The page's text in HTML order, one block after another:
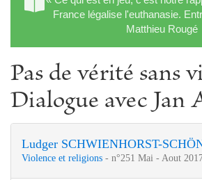
France légalise l'euthanasie.
Matthieu Rougé
Pas de vérité sans
Dialogue avec Jan
Ludger SCHWIENHORST-
Violence et religions - n°251 Mai - Aout